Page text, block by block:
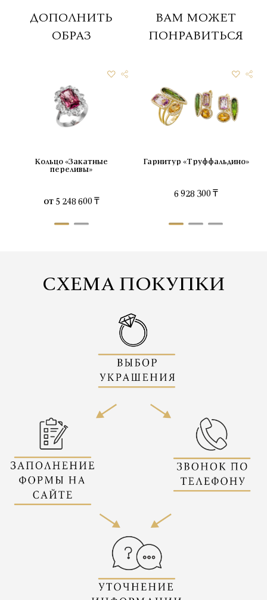
ДОПОЛНИТЬ
ОБРАЗ
Кольцо «Закатные
переливы»
от 5 248 600 ₸
Серьги «Закатные
переливы»
от10 670 600 ₸
ВАМ МОЖЕТ
ПОНРАВИТЬСЯ
Гарнитур «Труффальдино»
6 928 300 ₸
СХЕМА ПОКУПКИ